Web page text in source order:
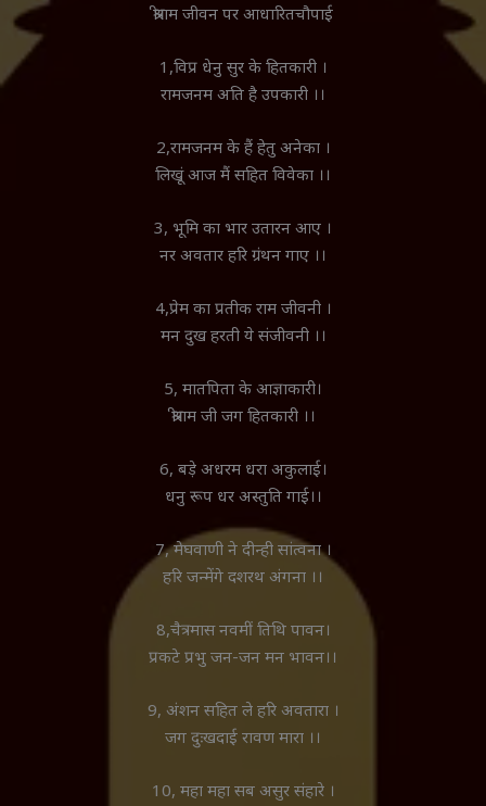
श्रीराम जीवन पर आधारितचौपाई
1,विप्र धेनु सुर के हितकारी ।
रामजनम अति है उपकारी ।।
2,रामजनम के हैं हेतु अनेका ।
लिखूं आज मैं सहित विवेका ।।
3, भूमि का भार उतारन आए ।
नर अवतार हरि ग्रंथन गाए ।।
4,प्रेम का प्रतीक राम जीवनी ।
मन दुख हरती ये संजीवनी ।।
5, मातपिता के आज्ञाकारी।
श्रीराम जी जग हितकारी ।।
6, बड़े अधरम धरा अकुलाई।
धनु रूप धर अस्तुति गाई।।
7, मेघवाणी ने दीन्ही सांत्वना ।
हरि जन्मेंगे दशरथ अंगना ।।
8,चैत्रमास नवमीं तिथि पावन।
प्रकटे प्रभु जन-जन मन भावन।।
9, अंशन सहित ले हरि अवतारा ।
जग दुःखदाई रावण मारा ।।
10, महा महा सब असुर संहारे ।